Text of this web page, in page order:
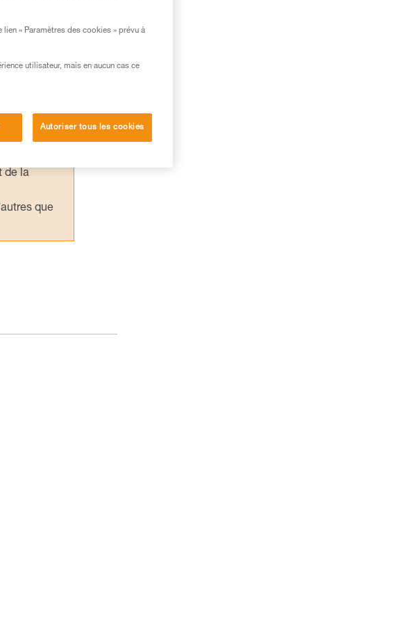
poids de
de le
avec
de la
que
« Paramètres des cookies » prévu à
utilisateur, mais en aucun cas ce
Autoriser tous les cookies